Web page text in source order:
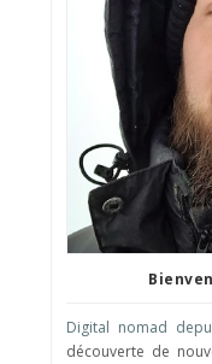
Digital nomad
découverte de